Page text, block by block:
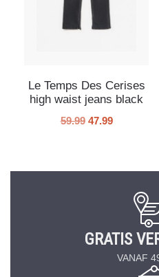
Le Temps Des Cerises
high waist jeans black
59.99 47.99
GRATIS
VANAF